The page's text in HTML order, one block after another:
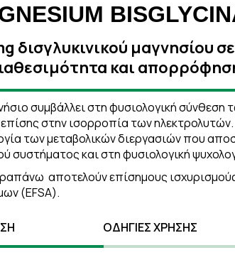
δισγλυκινικού μαγνησίου
και
συμβάλλει στη φυσιολογική σύνθεση
στην ισορροπία των ηλεκτρολυτών.
των μεταβολικών διεργασιών που
συστήματος και στη φυσιολογική
αποτελούν επίσημους
(EFSA).
ΟΔΗΓΙΕΣ ΧΡΗΣΗΣ